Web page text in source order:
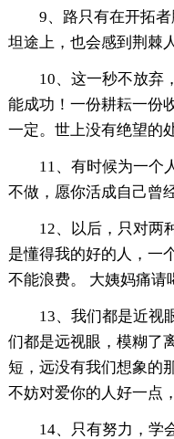
9、路只有在开拓
坦途上，也会感到荆棘
10、这一秒不放弃
能成功！一份耕耘一份
一定。世上没有绝望的
11、有时候为一个
不做，愿你活成自己曾
12、以后，只对两
是懂得我的好的人，一
不能浪费。 大姨妈痛请
13、我们都是近视
们都是远视眼，模糊了
短，远没有我们想象的
不妨对爱你的人好一点
14、只有努力，学